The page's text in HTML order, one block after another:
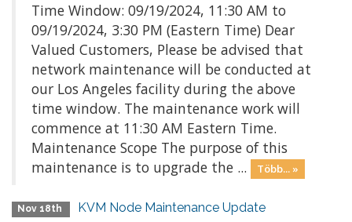
Time Window: 09/19/2024, 11:30 AM to
09/19/2024, 3:30 PM (Eastern Time) Dear
Valued Customers, Please be advised that
network maintenance will be conducted at
our Los Angeles facility during the above
time window. The maintenance work will
commence at 11:30 AM Eastern Time.
Maintenance Scope The purpose of this
maintenance is to upgrade the ...
Több... »
Nov 18th KVM Node Maintenance Update